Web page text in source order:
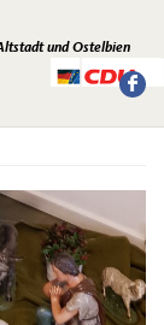
und Ostelbien